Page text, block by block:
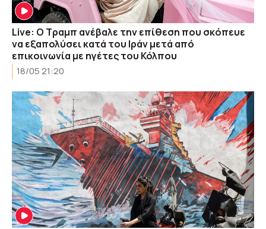
Live: Ο Τραμπ ανέβαλε την επίθεση που σκόπευε
να εξαπολύσει κατά του Ιράν μετά από
επικοινωνία με ηγέτες του Κόλπου
18/05 21:20